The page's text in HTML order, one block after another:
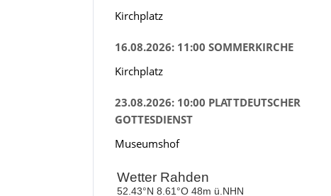
Kirchplatz
16.08.2026: 11:00 SOMMERKIRCHE
Kirchplatz
23.08.2026: 10:00 PLATTDEUTSCHER
GOTTESDIENST
Museumshof